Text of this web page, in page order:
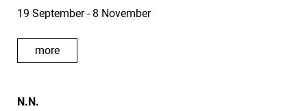
19 September - 8 November
more
N.N.